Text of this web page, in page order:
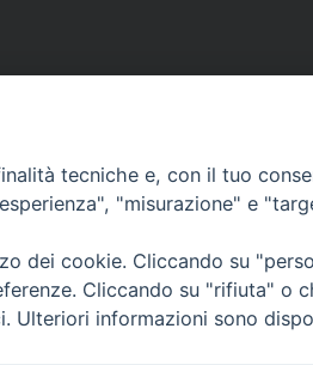
tecniche e, con il tuo
"misurazione" e
dei cookie. Cliccando su
Cliccando su "rifiuta" o
Ulteriori informazioni sono